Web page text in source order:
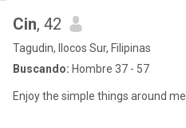
Cin, 42
Tagudin, Ilocos Sur, Filipinas
Buscando: Hombre 37 - 57
Enjoy the simple things around me